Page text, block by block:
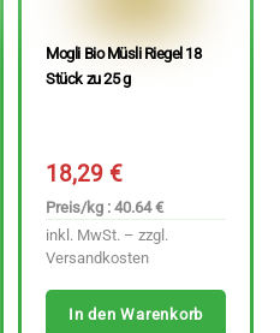
Mogli Bio Müsli Riegel 18
Stück zu 25 g
18,29€
Preis/kg : 40.64 €
inkl. MwSt. – zzgl.
Versandkosten
In den Warenkorb